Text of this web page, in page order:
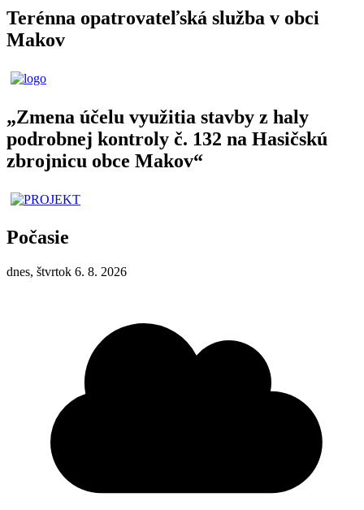
Terénna opatrovateľská služba v obci
Makov
„Zmena účelu využitia stavby z haly
podrobnej kontroly č. 132 na Hasičskú
zbrojnicu obce Makov“
Počasie
dnes, štvrtok 6. 8. 2026